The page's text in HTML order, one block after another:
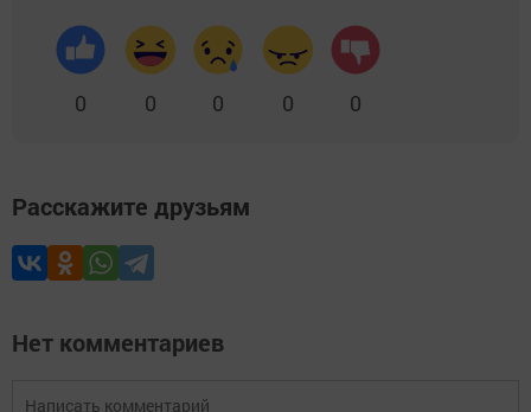
0 0 0 0 0
Расскажите друзьям
Нет комментариев